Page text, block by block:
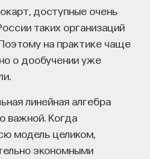
доступные очень
таких организаций
на практике чаще
о дообучении уже
линейная алгебра
важной. Когда
модель целиком,
экономными